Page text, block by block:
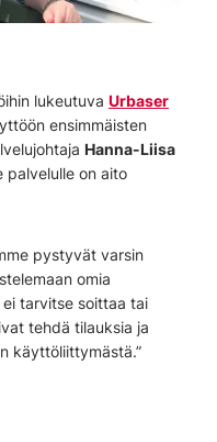
lukeutuva Urbaser
ensimmäisten
Hanna-Liisa
palvelulle on aito
pystyvät varsin
omia
tarvitse soittaa tai
tehdä tilauksia ja
käyttöliittymästä.”